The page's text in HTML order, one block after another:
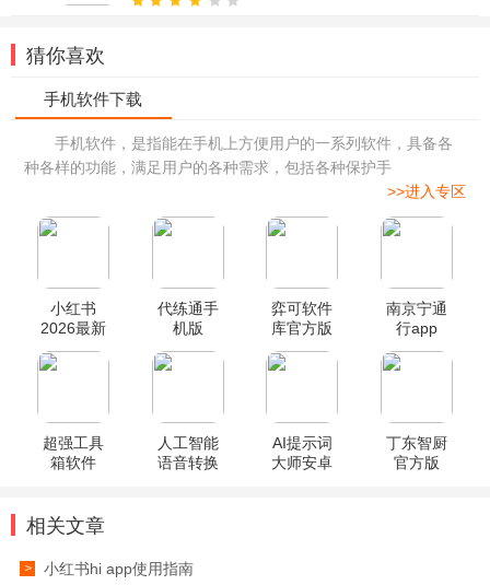
猜你喜欢
手机软件，是指能在手机上方便用户的一系列软件，具备各
种各样的功能，满足用户的各种需求，包括各种保护手
>>进入专区
小红书
2026最新
版
代练通手
机版
弈可软件
库官方版
南京宁通
行app
超强工具
箱软件
人工智能
语音转换
AI提示词
大师安卓
丁东智厨
官方版
相关文章
> 小红书hi app使用指南